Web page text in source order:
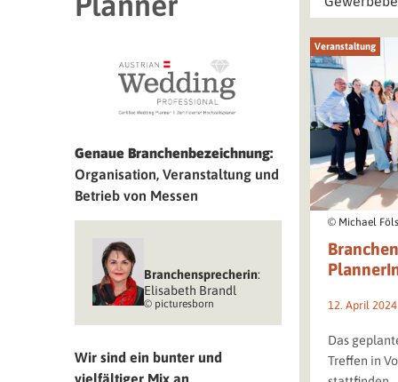
Genaue Branchenbezeichnung:
Organisation, Veranstaltung und
Betrieb von Messen
Branchen­sprecherin:
Elisabeth Brandl
© picturesborn
Wir sind ein bunter und
vielfältiger Mix an
Veranstaltung
© Michael
12. April 2024
Das
Treffen in